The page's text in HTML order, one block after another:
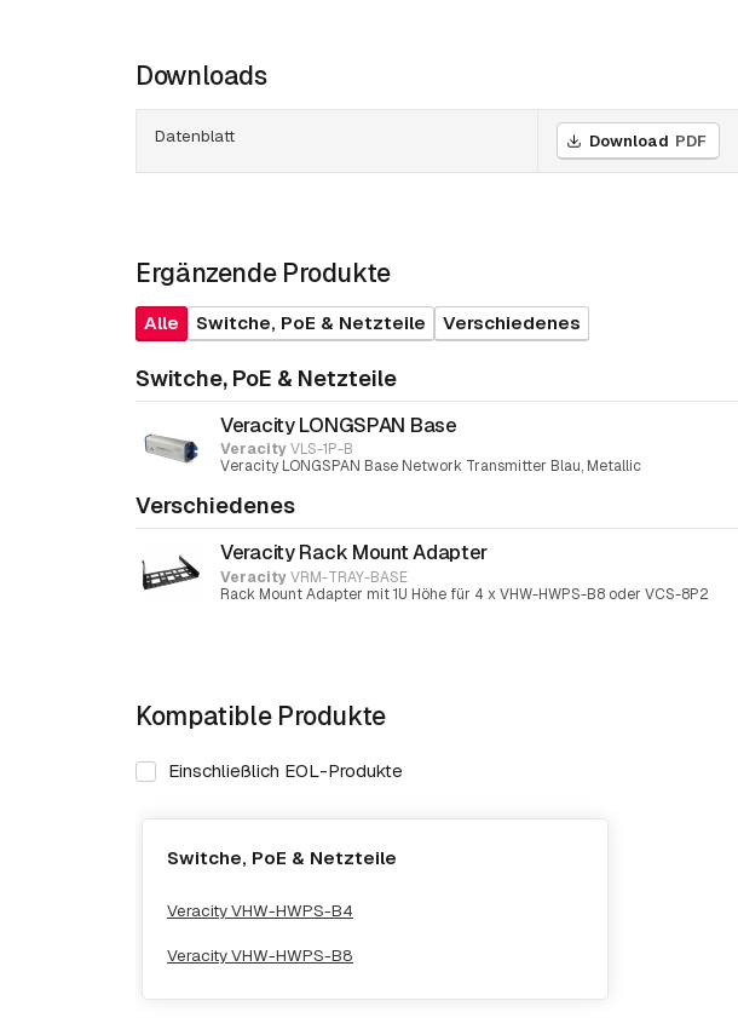
Downloads
Datenblatt Download PDF
Ergänzende Produkte
Alle Switche, PoE & Netzteile Verschiedenes
Switche, PoE & Netzteile
Veracity LONGSPAN Base
VeracityVLS-1P-B
Veracity LONGSPAN Base Network Transmitter Blau, Metallic
Verschiedenes
Veracity Rack Mount Adapter
VeracityVRM-TRAY-BASE
Rack Mount Adapter mit 1U Höhe für 4 x VHW-HWPS-B8 oder VCS-8P2
Kompatible Produkte
Einschließlich EOL-Produkte
Switche, PoE & Netzteile
Veracity VHW-HWPS-B4
Veracity VHW-HWPS-B8